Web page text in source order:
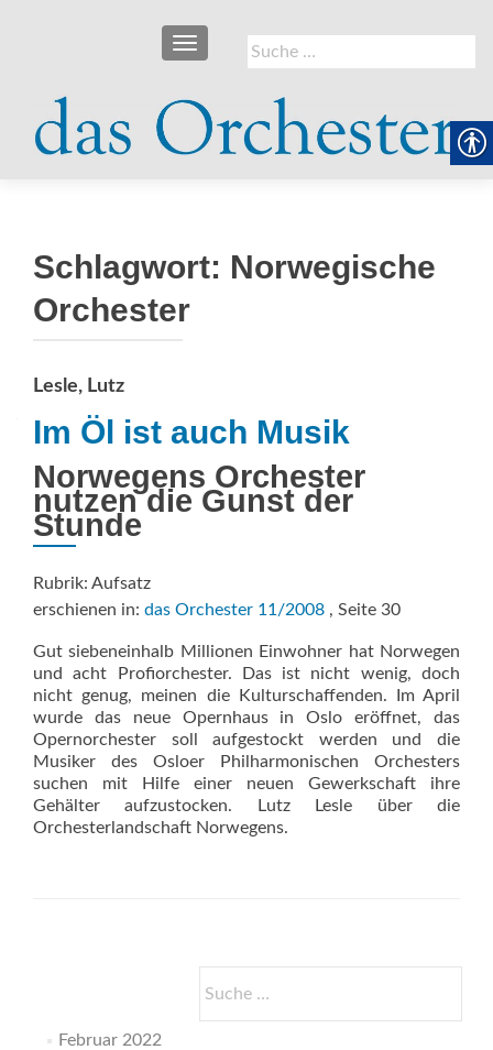
Suche
nach:
SCHALTE NAVIGATION
Schlagwort: Norwegische
Orchester
Lesle, Lutz
Im Öl ist auch Musik
Norwegens Orchester
nutzen die Gunst der
Stunde
Rubrik: Aufsatz
erschienen in: das Orchester 11/2008 , Seite 30
Gut siebeneinhalb Millionen Einwohner hat Norwegen
und acht Profiorchester. Das ist nicht wenig, doch
nicht genug, meinen die Kulturschaffenden. Im April
wurde das neue Opernhaus in Oslo eröffnet, das
Opernorchester soll aufgestockt werden und die
Musiker des Osloer Philharmonischen Orchesters
suchen mit Hilfe einer neuen Gewerkschaft ihre
Gehälter aufzustocken. Lutz Lesle über die
Orchesterlandschaft Norwegens.
nach:
Februar 2022